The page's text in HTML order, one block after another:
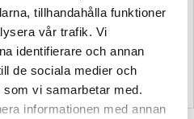
tillhandahålla funktioner
vår trafik. Vi
identifierare och annan
de sociala medier och
vi samarbetar med.
informationen med annan
iPhone Skal & Tillbehör
iPhone 17 Skal &